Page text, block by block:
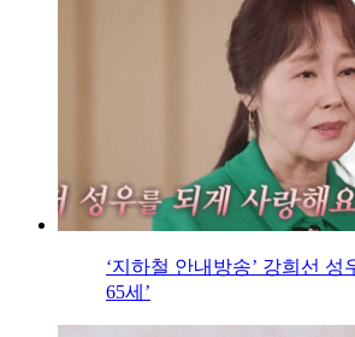
‘지하철 안내방송’ 강희선 성
65세’